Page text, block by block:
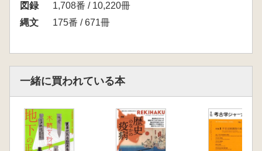
図録
1,708番 / 10,220冊
縄文
175番 / 671冊
一緒に買われている本